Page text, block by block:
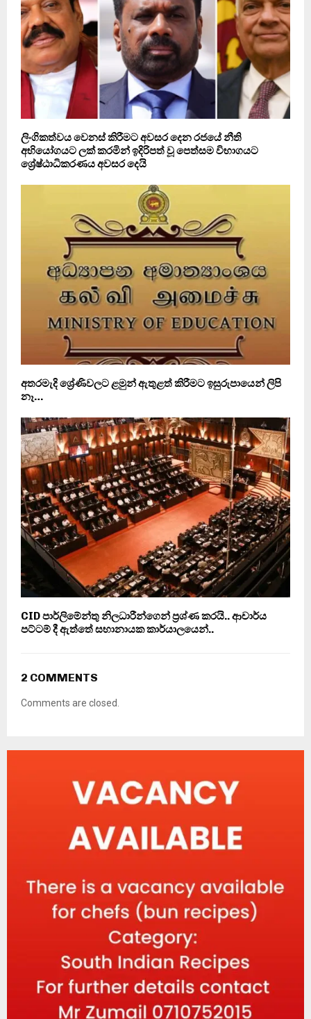
ලිංගිකත්වය වෙනස් කිරීමට අවසර දෙන රජයේ නීති
අභියෝගයට ලක් කරමින් ඉදිරිපත් වූ පෙත්සම විභාගයට
ශ්‍රේෂ්ඨාධිකරණය අවසර දෙයි
අතරමැදි ශ්‍රේණිවලට ළමුන් ඇතුළත් කිරීමට ඉසුරුපායෙන් ලිපි
නෑ…
CID පාර්ලිමේන්තු නිලධාරීන්ගෙන් ප‍්‍රශ්ණ කරයි.. ආචාර්ය
පට්ටම් දී ඇත්තේ සභානායක කාර්යාලයෙන්..
2 COMMENTS
Comments are closed.